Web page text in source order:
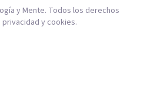
y Mente. Todos los derechos
privacidad y cookies.